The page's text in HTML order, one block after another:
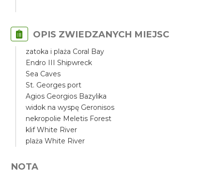
OPIS ZWIEDZANYCH MIEJSC
zatoka i plaża Coral Bay
Endro III Shipwreck
Sea Caves
St. Georges port
Agios Georgios Bazylika
widok na wyspę Geronisos
nekropolie Meletis Forest
klif White River
plaża White River
NOTA